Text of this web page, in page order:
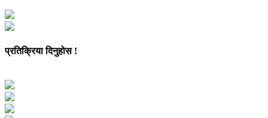
प्रतिक्रिया दिनुहोस !